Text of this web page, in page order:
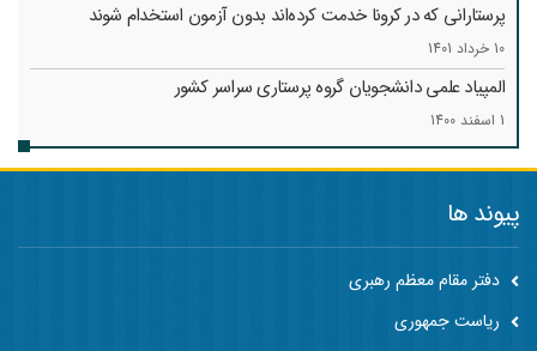
پرستارانی که در کرونا خدمت کرد‌ه‌اند بدون آزمون استخدام شوند
10 خرداد 1401
المپیاد علمی دانشجویان گروه پرستاری سراسر کشور
1 اسفند 1400
پیوند ها
دفتر مقام معظم رهبری
ریاست جمهوری